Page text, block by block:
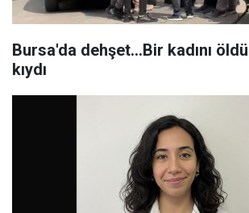
Bursa'da dehşet...Bir kadını
kıydı